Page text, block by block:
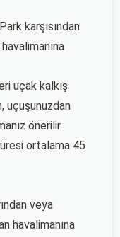
karşısından
uçak kalkış
uçuşunuzdan
önerilir.
ortalama 45
veya
havalimanına